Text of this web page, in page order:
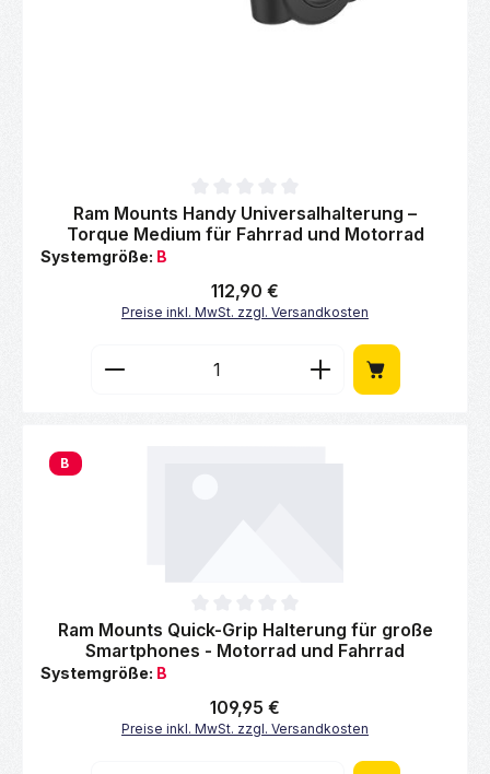
Durchschnittliche Bewertung von 0 von 5 Sternen
Ram Mounts Handy Universalhalterung –
Torque Medium für Fahrrad und Motorrad
Systemgröße: B
Regulärer Preis:
112,90 €
Preise inkl. MwSt. zzgl. Versandkosten
Produkt Anzahl: Gib den gewünschten
B
Durchschnittliche Bewertung von 0 von 5 Sternen
Ram Mounts Quick-Grip Halterung für große
Smartphones - Motorrad und Fahrrad
Systemgröße: B
Regulärer Preis:
109,95 €
Preise inkl. MwSt. zzgl. Versandkosten